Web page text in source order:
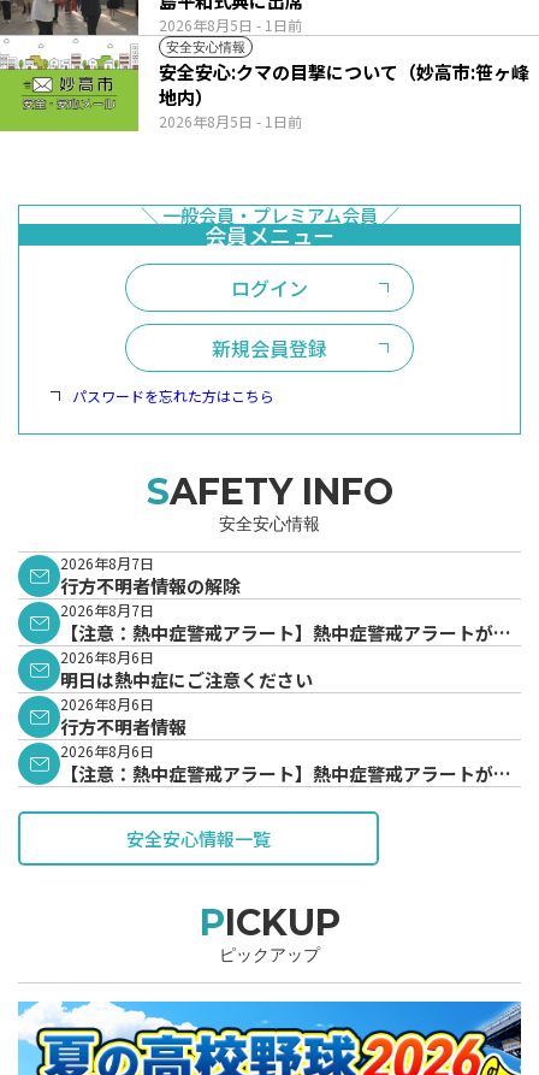
2026年8月5日 - 1日前
安全安心情報
2026年8月5日 - 1日前
安全安心:クマの目撃について（妙高市:笹ヶ峰
地内）
ログイン
新規会員登録
パスワードを忘れた方はこちら
SAFETY INFO
安全安心情報
2026年8月7日
行方不明者情報の解除
2026年8月7日
【注意：熱中症警戒アラート】熱中症警戒アラートが発
表されています。
2026年8月6日
明日は熱中症にご注意ください
2026年8月6日
行方不明者情報
2026年8月6日
【注意：熱中症警戒アラート】熱中症警戒アラートが発
安全安心情報一覧
PICKUP
ピックアップ